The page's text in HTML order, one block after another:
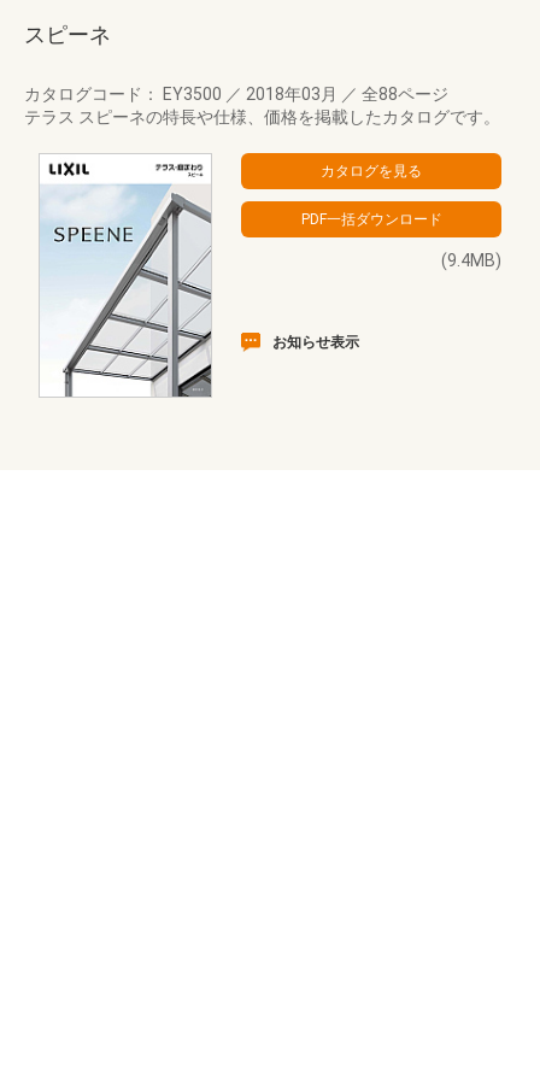
スピーネ
カタログコード： EY3500 ／ 2018年03月 ／ 全88ページ
テラス スピーネの特長や仕様、価格を掲載したカタログです。
(9.4MB)
お知らせ表示